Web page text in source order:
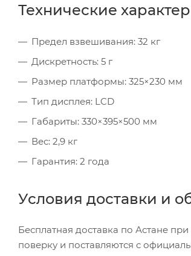
Технические
Предел взвешивания: 32 кг
Дискретность: 5 г
Размер платформы: 325×230 мм
Тип дисплея: LCD
Габариты: 330×395×500 мм
Вес: 2,9 кг
Гарантия: 2 года
Условия доставки и
Бесплатная доставка по Астане
поверку и поставляются с